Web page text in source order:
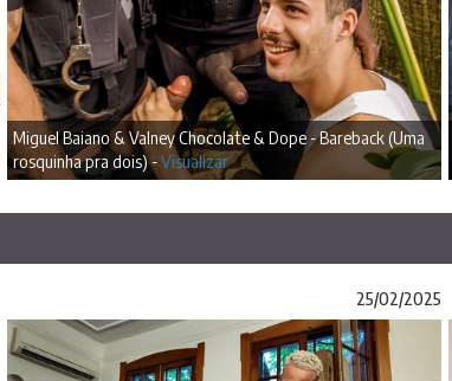
Miguel Baiano & Valney Chocolate & Dope - Bareback (Uma
rosquinha pra dois) -Visualizar
25/02/2025